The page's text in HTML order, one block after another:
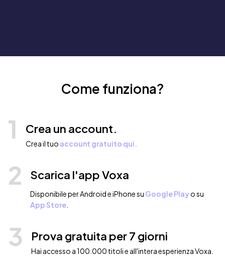
Come funziona?
1 Crea un account.
Crea il tuo account gratuito qui.
2 Scarica l'app Voxa
Disponibile per Android e iPhone su Google Playo su
App Store
3 Prova gratuita per 7 giorni
Hai accesso a 100.000 titoli e all'intera esperienza Voxa.